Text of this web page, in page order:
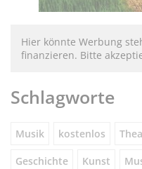
Hier könnte Werbung
finanzieren. Bitte
Schlagworte
Musik kostenlos
Geschichte Kunst